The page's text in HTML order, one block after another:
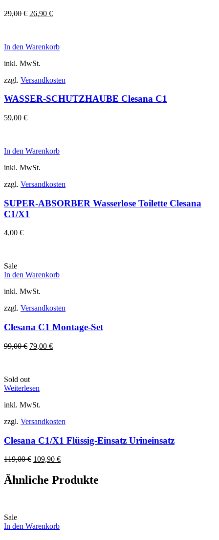
29,00€ Ursprünglicher
26,90 €Aktueller
In den Warenkorb
inkl. MwSt.
zzgl. Versandkosten
WASSER-SCHUTZHAUBE Clesana C1
59,00 €
In den Warenkorb
inkl. MwSt.
zzgl. Versandkosten
SUPER-ABSORBER Wasserlose Toilette Clesana
C1/X1
4,00 €
Sale
In den Warenkorb
inkl. MwSt.
zzgl. Versandkosten
Clesana C1 Montage-Set
99,00€ Ursprünglicher
79,00 €Aktueller
Sold out
Weiterlesen
inkl. MwSt.
zzgl. Versandkosten
Clesana C1/X1 Flüssig-Einsatz Urineinsatz
119,00€ Ursprünglicher
war:
119,00 €
109,90 €Aktueller
109,90 €.
Ähnliche Produkte
Sale
In den Warenkorb